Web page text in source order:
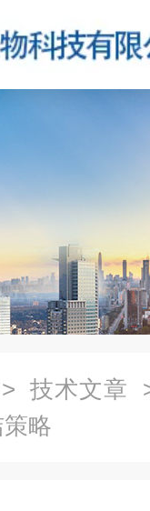
> 技术文章
略